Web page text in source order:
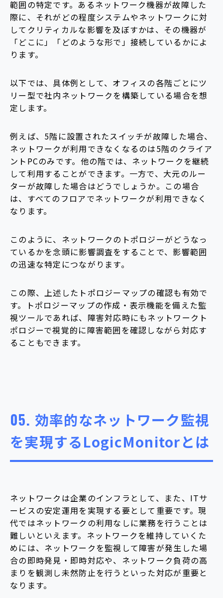
範囲の特定です。あるネットワーク機器が故障した
際に、それがどの程度システムやネットワークに対
してクリティカルな影響を及ぼすかは、その機器が
「どこに」「どのような形で」接続しているかによ
ります。
以下では、具体例として、オフィスの各階ごとにツ
リー型で社内ネットワークを構築している場合を想
定します。
例えば、5階に設置されたスイッチが故障した場合、
ネットワークが利用できなくなるのは5階のクライア
ントPCのみです。他の階では、ネットワークを継続
して利用することができます。一方で、大元のルー
ターが故障した場合はどうでしょうか。この場合
は、すべてのフロアでネットワークが利用できなく
なります。
このように、ネットワークのトポロジーがどうなっ
ているかを念頭に影響調査をすることで、影響範囲
の迅速な特定につながります。
この際、上述したトポロジーマップの確認も有効で
す。トポロジーマップの作成・表示機能を備えた監
視ツールであれば、障害対応時にもネットワークト
ポロジーで視覚的に障害範囲を確認しながら対応す
ることもできます。
05. 効率的なネットワーク監視
を実現するLogicMonitorとは
ネットワークは企業のインフラとして、また、ITサ
ービスの安定運用を実現する要として重要です。現
代ではネットワークの利用なしに業務を行うことは
難しいといえます。ネットワークを維持していくた
めには、ネットワークを監視して障害が発生した場
合の即時発見・即時対応や、ネットワーク負荷の高
まりを観測し未然防止を行うといった対応が重要と
なります。